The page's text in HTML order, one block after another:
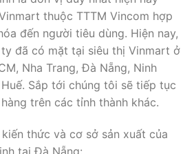
có mùi thơm đặc trưng riêng khó
trầm khác trên thị trường.
là đơn vị duy nhất hiện nay
thuộc TTTM Vincom hợp
đến người tiêu dùng. Hiện nay,
đã có mặt tại siêu thị Vinmart ở
Nha Trang, Đà Nẵng, Ninh
Sắp tới chúng tôi sẽ tiếp tục